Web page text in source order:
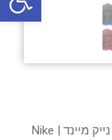
/ נעלי נייק מיינד | Nike